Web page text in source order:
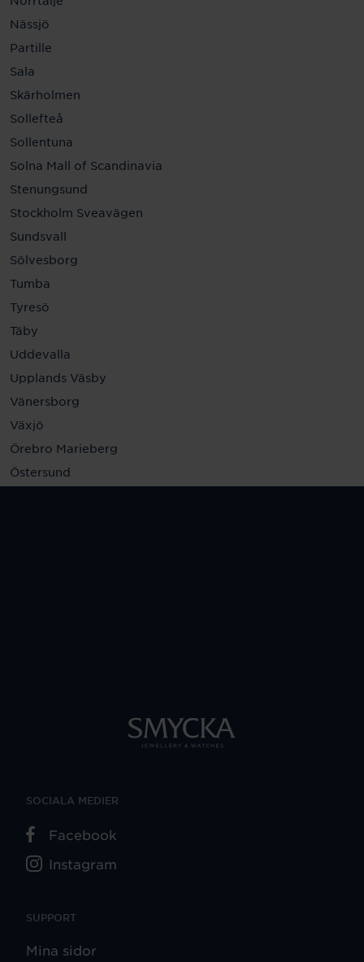
Nässjö
Partille
Sala
Skärholmen
Sollefteå
Sollentuna
Solna Mall of Scandinavia
Stenungsund
Stockholm Sveavägen
Sundsvall
Sölvesborg
Tumba
Tyresö
Täby
Uddevalla
Upplands Väsby
Vänersborg
Växjö
Örebro Marieberg
Östersund
SUPPORT
Mina sidor
SOCIALA MEDIER
Facebook
Instagram